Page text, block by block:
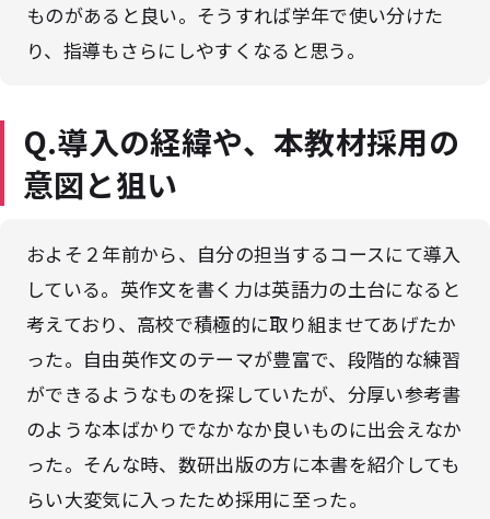
ものがあると良い。そうすれば学年で使い分けた
り、指導もさらにしやすくなると思う。
Q.導入の経緯や、本教材採用の
意図と狙い
およそ２年前から、自分の担当するコースにて導入
している。英作文を書く力は英語力の土台になると
考えており、高校で積極的に取り組ませてあげたか
った。自由英作文のテーマが豊富で、段階的な練習
ができるようなものを探していたが、分厚い参考書
のような本ばかりでなかなか良いものに出会えなか
った。そんな時、数研出版の方に本書を紹介しても
らい大変気に入ったため採用に至った。